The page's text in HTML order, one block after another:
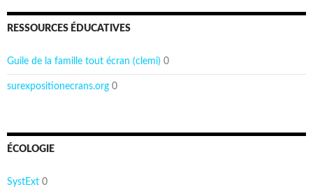
RESSOURCES ÉDUCATIVES
Guile de la famille tout écran (clemi) 0
surexpositionecrans.org 0
ÉCOLOGIE
SystExt 0